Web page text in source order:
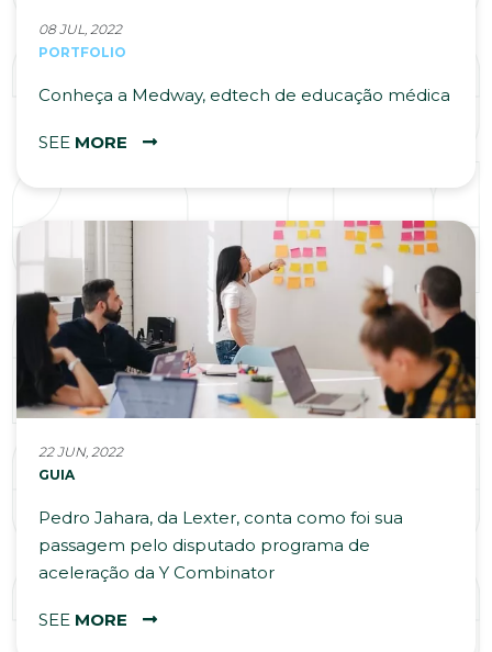
08 JUL, 2022
PORTFOLIO
Conheça a Medway, edtech de educação médica
SEE MORE
22 JUN, 2022
GUIA
Pedro Jahara, da Lexter, conta como foi sua
passagem pelo disputado programa de
aceleração da Y Combinator
SEE MORE